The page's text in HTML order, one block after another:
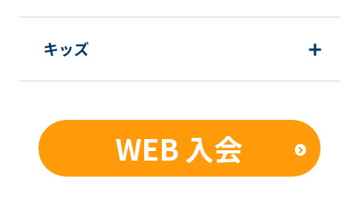
you
before
using
the
キッズ
WEB 入会